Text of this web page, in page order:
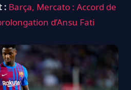
: Barça, Mercato : Accord de
d’Ansu Fati